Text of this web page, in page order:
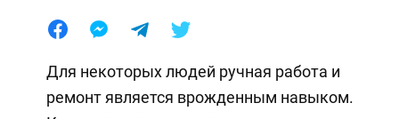
Для некоторых людей ручная работа и
ремонт является врожденным навыком.